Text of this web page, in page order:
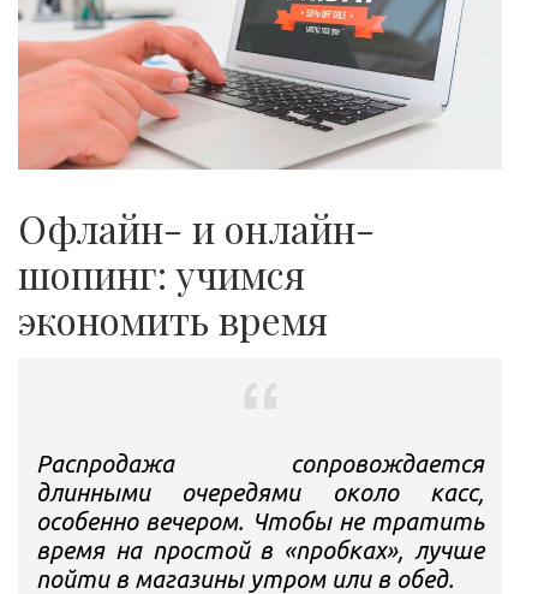
Офлайн- и онлайн-
шопинг: учимся
экономить время
Распродажа сопровождается
длинными очередями около касс,
особенно вечером. Чтобы не тратить
время на простой в «пробках», лучше
пойти в магазины утром или в обед.